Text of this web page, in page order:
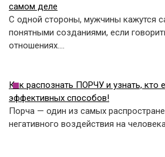
самом деле
С одной стороны, мужчины кажутся
понятными созданиями, если
отношениях.…
Как распознать ПОРЧУ и узнать, кто
эффективных способов!
Порча — один из самых
негативного воздействия на